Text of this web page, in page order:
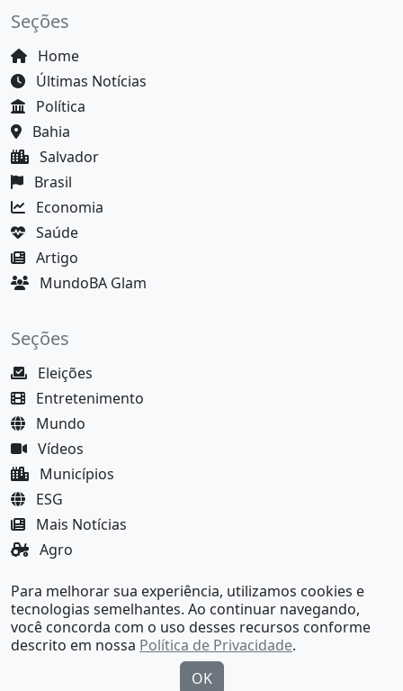
Seções
Home
Últimas Notícias
Política
Bahia
Salvador
Brasil
Economia
Saúde
Artigo
MundoBA Glam
Seções
Eleições
Entretenimento
Mundo
Vídeos
Municípios
ESG
Mais Notícias
Agro
MundoBA Black
Para melhorar sua experiência, utilizamos cookies e
tecnologias semelhantes. Ao continuar navegando,
você concorda com o uso desses recursos conforme
descrito em nossa Política de Privacidade.
OK